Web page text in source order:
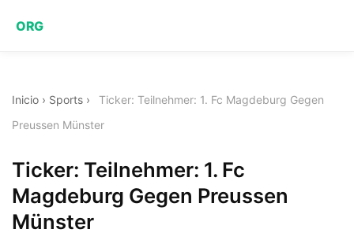
ORG
Inicio › Sports ›
Ticker: Teilnehmer: 1. Fc Magdeburg Gegen
Preussen Münster
Ticker: Teilnehmer: 1. Fc
Magdeburg Gegen Preussen
Münster